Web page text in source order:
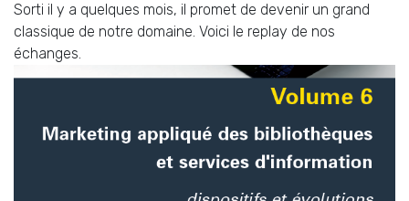
Sorti il y a quelques mois, il promet de devenir un grand
classique de notre domaine. Voici le replay de nos
échanges.